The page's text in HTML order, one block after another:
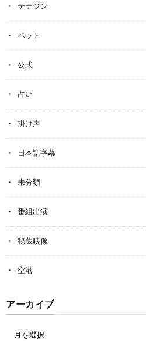
テテジン
ペット
公式
占い
掛け声
日本語字幕
未分類
番組出演
秘蔵映像
空港
アーカイブ